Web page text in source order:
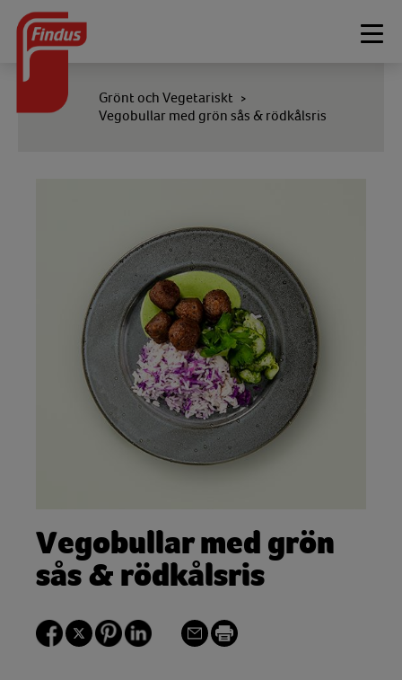
Grönt och Vegetariskt >
Vegobullar med grön sås & rödkålsris
Vegobullar med grön
sås & rödkålsris